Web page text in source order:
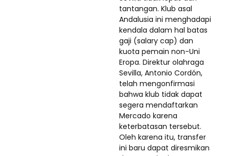
tantangan. Klub asal
Andalusia ini menghadapi
kendala dalam hal batas
gaji (salary cap) dan
kuota pemain non-Uni
Eropa. Direktur olahraga
Sevilla, Antonio Cordón,
telah mengonfirmasi
bahwa klub tidak dapat
segera mendaftarkan
Mercado karena
keterbatasan tersebut.
Oleh karena itu, transfer
ini baru dapat diresmikan